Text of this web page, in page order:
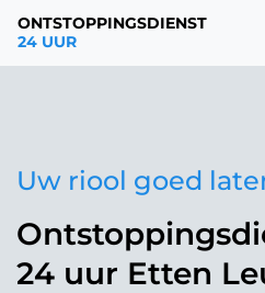
ONTSTOPPINGSDIENST
24 UUR
Uw riool goed
24 uur Etten